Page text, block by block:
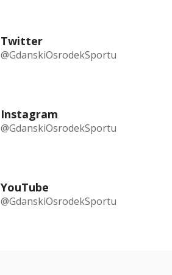
Twitter
@GdanskiOsrodekSportu
Instagram
@GdanskiOsrodekSportu
YouTube
@GdanskiOsrodekSportu